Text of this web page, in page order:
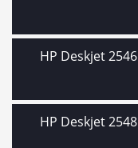
HP Deskjet 2546
HP Deskjet 2548